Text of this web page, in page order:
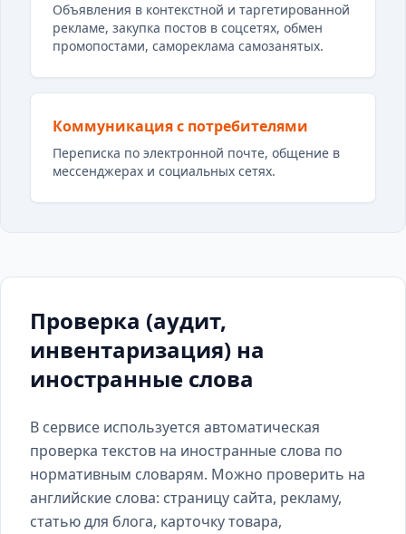
Объявления в контекстной и таргетированной
рекламе, закупка постов в соцсетях, обмен
промопостами, самореклама самозанятых.
Коммуникация с потребителями
Переписка по электронной почте, общение в
мессенджерах и социальных сетях.
Проверка (аудит,
инвентаризация) на
иностранные слова
В сервисе используется автоматическая
проверка текстов на иностранные слова по
нормативным словарям. Можно проверить на
английские слова: страницу сайта, рекламу,
статью для блога, карточку товара,